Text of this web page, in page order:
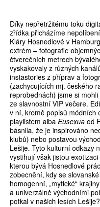
Díky nepřetržitému toku
zřídka přicházíme
Kláry Hosnedlové v
extrém – fotografie
čtverečních metrech
vyskakovaly z různých
instastories z příprav a
(zachycujících mj. českého
reprobednách) jsme si
ze slavnostní VIP večere.
v ní, kromě popisů módních
playlistem alba Eusexua od
básnila, že je inspirováno
klubů) nebo postavou
Lešije. Tyto kulturní odkazy
vystihují však jistou
kterou bývá Hosnedlové
zobecnění, kdy se
homogenní, „mytické“
a univerzálně východními
potkal v našich lesích